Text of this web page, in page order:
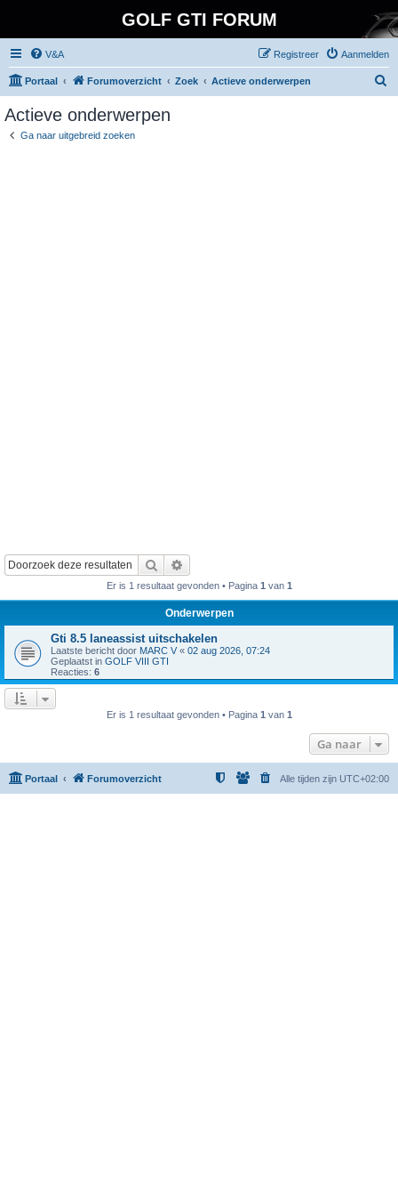
GOLF GTI FORUM
V&A Aanmelden
Registreer
Portaal Forumoverzicht Zoek Actieve onderwerpen
Actieve onderwerpen
Ga naar uitgebreid zoeken
Zoek
Er is 1 resultaat gevonden • Pagina 1 van 1
Onderwerpen
Gti 8.5 laneassist uitschakelen
Laatste bericht door MARC V « 02 aug 2026, 07:24
Geplaatst in GOLF VIII GTI
Reacties: 6
Er is 1 resultaat gevonden • Pagina 1 van 1
Ga naar
Portaal Forumoverzicht Alle tijden zijn UTC+02:00